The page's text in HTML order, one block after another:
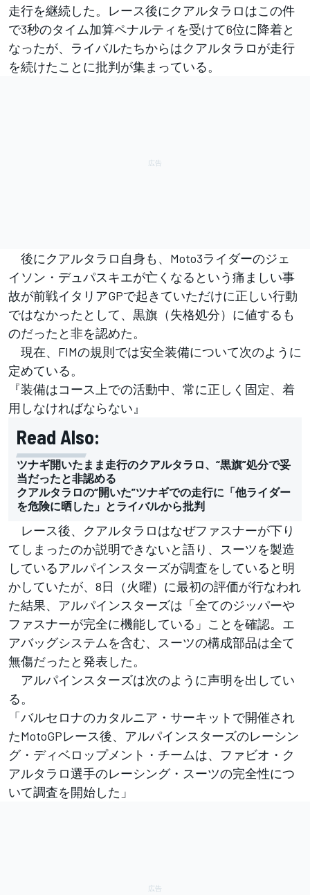
走行を継続した。レース後にクアルタラロはこの件
で3秒のタイム加算ペナルティを受けて6位に降着と
なったが、ライバルたちからはクアルタラロが走行
を続けたことに批判が集まっている。
後にクアルタラロ自身も、Moto3ライダーのジェ
イソン・デュパスキエが亡くなるという痛ましい事
故が前戦イタリアGPで起きていただけに正しい行動
ではなかったとして、黒旗（失格処分）に値するも
のだったと非を認めた。
現在、FIMの規則では安全装備について次のように
定めている。
『装備はコース上での活動中、常に正しく固定、着
用しなければならない』
Read Also:
ツナギ開いたまま走行のクアルタラロ、“黒旗”処分で妥
当だったと非認める
クアルタラロの“開いた”ツナギでの走行に「他ライダー
を危険に晒した」とライバルから批判
レース後、クアルタラロはなぜファスナーが下り
てしまったのか説明できないと語り、スーツを製造
しているアルパインスターズが調査をしていると明
かしていたが、8日（火曜）に最初の評価が行なわれ
た結果、アルパインスターズは「全てのジッパーや
ファスナーが完全に機能している」ことを確認。エ
アバッグシステムを含む、スーツの構成部品は全て
無傷だったと発表した。
アルパインスターズは次のように声明を出してい
る。
「バルセロナのカタルニア・サーキットで開催され
たMotoGPレース後、アルパインスターズのレーシン
グ・ディベロップメント・チームは、ファビオ・ク
アルタラロ選手のレーシング・スーツの完全性につ
いて調査を開始した」